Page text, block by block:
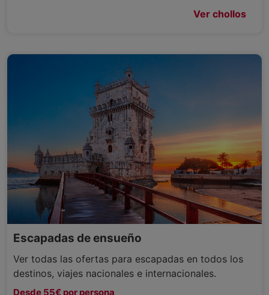
Ver chollos
Escapadas de ensueño
Ver todas las ofertas para escapadas en todos los
destinos, viajes nacionales e internacionales.
Desde 55€ por persona